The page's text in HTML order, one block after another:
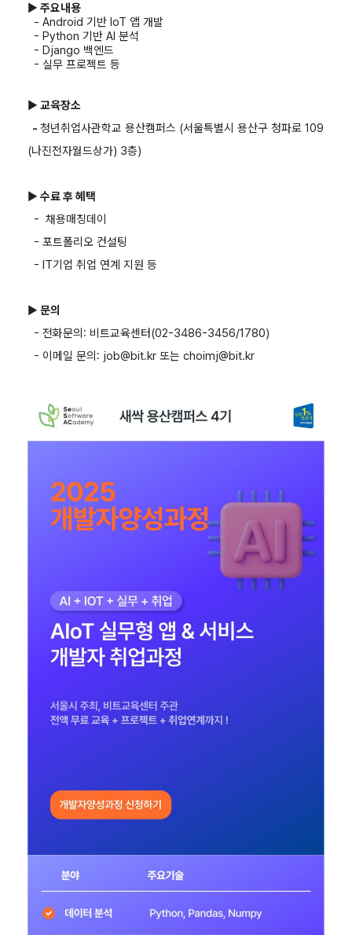
▶ 주요내용
- Android 기반 IoT 앱 개발
- Python 기반 AI 분석
- Django 백엔드
- 실무 프로젝트 등
▶ 교육장소
- ​청년취업사관학교 용산캠퍼스 (서울특별시 용산구 청파로 109
(나진전자월드상가) 3층)
▶ 수료 후 혜택
- 채용매칭데이
- 포트폴리오 컨설팅
- IT기업 취업 연계 지원 등
▶ 문의
- 전화문의: 비트교육센터(02-3486-3456/1780)
- 이메일 문의: job@bit.kr 또는 choimj@bit.kr​